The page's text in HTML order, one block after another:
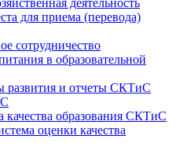
деятельность
для приема (перевода)
сотрудничество
в образовательной
развития и отчеты СКТиС
качества образования СКТиС
оценки качества